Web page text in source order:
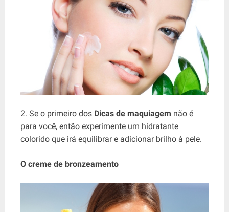
2. Se o primeiro dos Dicas de maquiagem não é
para você, então experimente um hidratante
colorido que irá equilibrar e adicionar brilho à pele.
O creme de bronzeamento